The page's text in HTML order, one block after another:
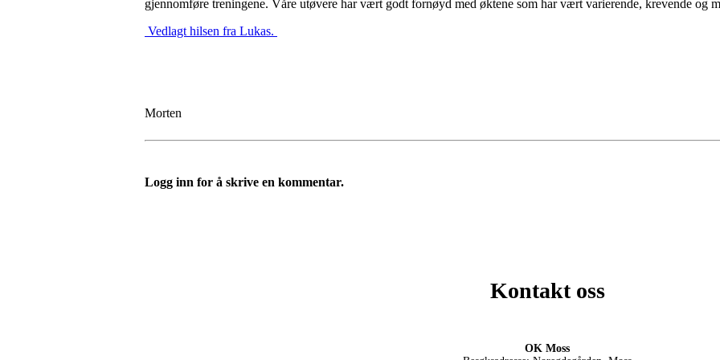
gjennomføre treningene. Våre utøvere har vært godt fornøyd med øktene som har vært varierende, krevende og
Vedlagt hilsen fra Lukas.
Morten
Logg inn for å skrive en kommentar.
Kontakt oss
OK Moss